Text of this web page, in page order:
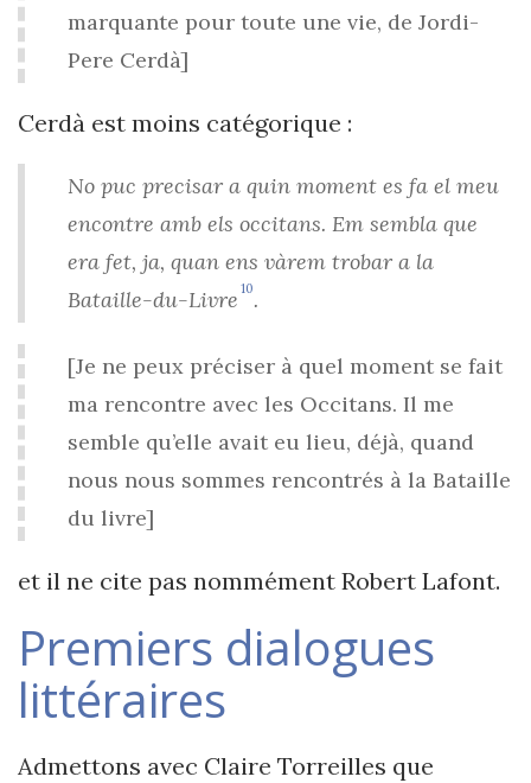
marquante pour toute une vie, de Jordi-
Pere Cerdà]
Cerdà est moins catégorique :
No puc precisar a quin moment es fa el meu
encontre amb els occitans. Em sembla que
era fet, ja, quan ens vàrem trobar a la
Bataille-du-Livre 10.
[Je ne peux préciser à quel moment se fait
ma rencontre avec les Occitans. Il me
semble qu’elle avait eu lieu, déjà, quand
nous nous sommes rencontrés à la Bataille
du livre]
et il ne cite pas nommément Robert Lafont.
Premiers dialogues
littéraires
Admettons avec Claire Torreilles que